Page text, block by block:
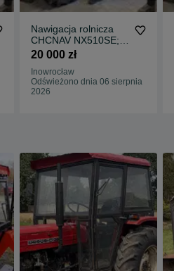
Nawigacja rolnicza
CHCNAV NX510SE;
NX610; NX612
– NOWE CENY!
20 000 zł
Inowrocław
Odświeżono dnia 06 sierpnia
2026